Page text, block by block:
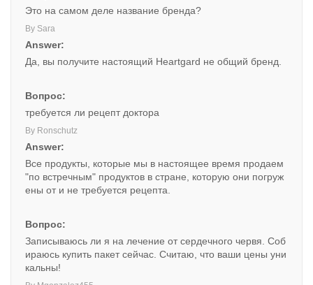
Это на самом деле название бренда?
By Sara
Answer:
Да, вы получите настоящий Heartgard не общий бренд.
Вопрос:
требуется ли рецепт доктора
By Ronschutz
Answer:
Все продукты, которые мы в настоящее время продаем
"по встречным" продуктов в стране, которую они погруж
ены от и не требуется рецепта.
Вопрос:
Записываюсь ли я на лечение от сердечного червя. Соб
ираюсь купить пакет сейчас. Считаю, что ваши цены уни
кальны!